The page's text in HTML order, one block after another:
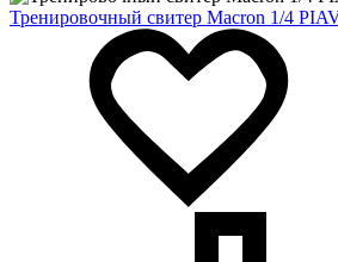
Тренировочный свитер Macron 1/4